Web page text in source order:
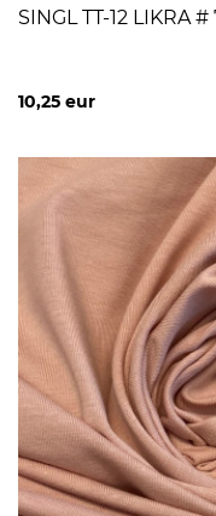
SINGL TT-12 LIKRA
10,25 eur